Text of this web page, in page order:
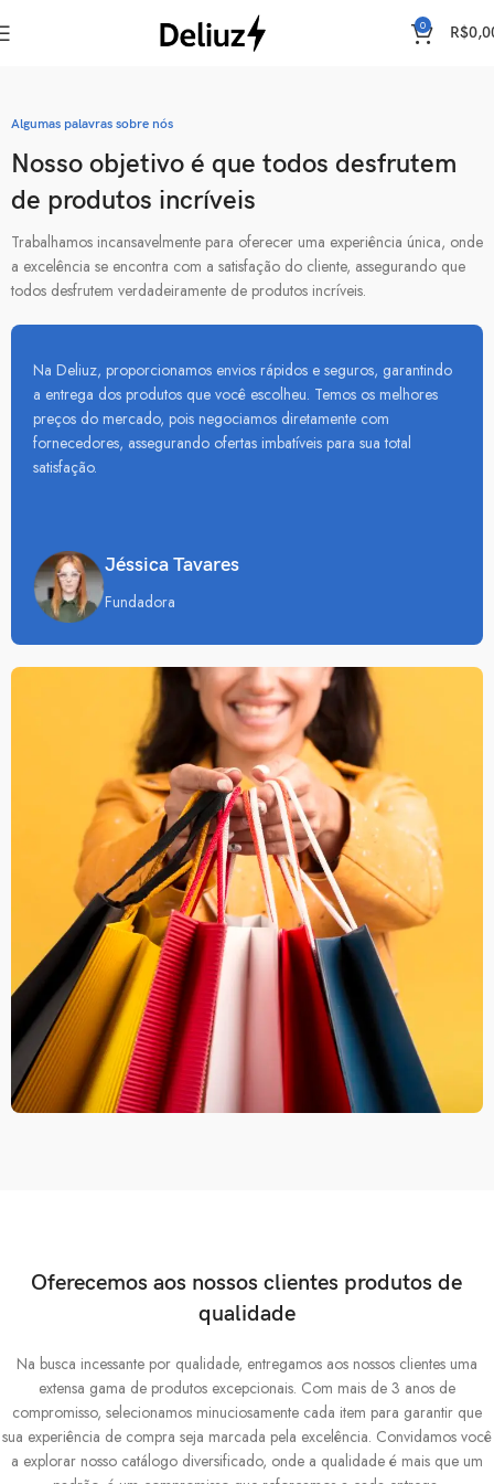
0 R$
Algumas palavras sobre nós
Nosso objetivo é que todos desfrutem
de produtos incríveis
Trabalhamos incansavelmente para oferecer uma experiência única, onde
a excelência se encontra com a satisfação do cliente, assegurando que
todos desfrutem verdadeiramente de produtos incríveis.
Na Deliuz, proporcionamos envios rápidos e seguros, garantindo
a entrega dos produtos que você escolheu. Temos os melhores
preços do mercado, pois negociamos diretamente com
fornecedores, assegurando ofertas imbatíveis para sua total
satisfação.
Jéssica Tavares
Fundadora
Oferecemos aos nossos clientes produtos de
qualidade
Na busca incessante por qualidade, entregamos aos nossos clientes uma
extensa gama de produtos excepcionais. Com mais de 3 anos de
compromisso, selecionamos minuciosamente cada item para garantir que
sua experiência de compra seja marcada pela excelência. Convidamos você
a explorar nosso catálogo diversificado, onde a qualidade é mais que um